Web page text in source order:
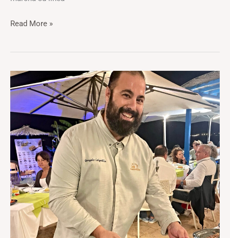
Read More »
Calzadilla,
una
propuesta
de
un
chef
en
estado
de
gracia